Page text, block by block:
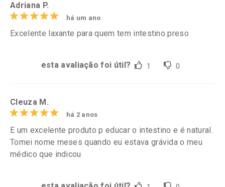
Adriana P.
há um ano
Excelente laxante para quem tem intestino preso
esta avaliação foi útil? 1 0
Cleuza M.
há 2 anos
E um excelente produto p educar o intestino e é natural.
Tomei nome meses quando eu estava grávida o meu
médico que indicou